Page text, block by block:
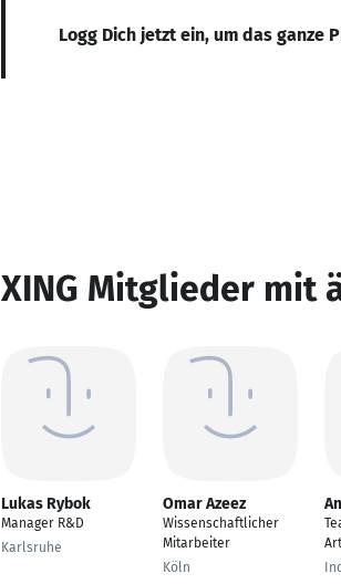
Logg Dich jetzt ein, um das ganze
XING Mitglieder mit
Lukas Rybok
Manager R&D
Karlsruhe
Omar Azeez
Wissenschaftlicher
Mitarbeiter
Köln